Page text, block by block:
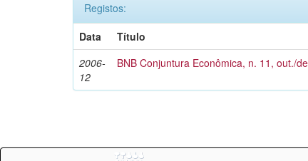
Registos:
Data
Título
2006-
12
BNB Conjuntura Econômica, n. 11, out./